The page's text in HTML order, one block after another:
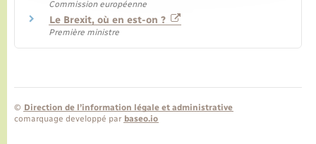
Commission européenne
Le Brexit, où en est-on ?
Première ministre
© Direction de l’information légale et administrative
comarquage developpé par baseo.io